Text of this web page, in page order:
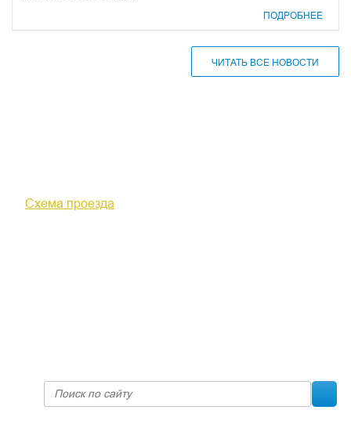
ПОДРОБНЕЕ
ЧИТАТЬ ВСЕ НОВОСТИ
Схема проезда